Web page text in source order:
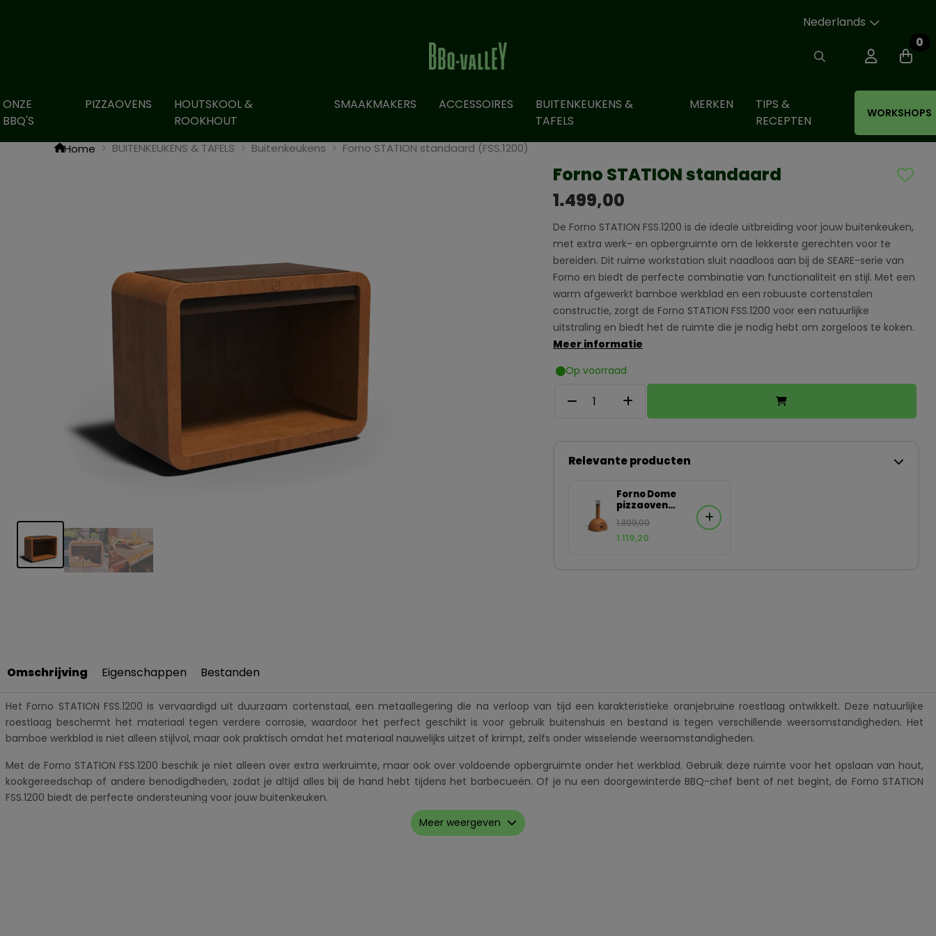
Nederlands
0
ONZE
BBQ'S
PIZZAOVENS
HOUTSKOOL &
ROOKHOUT
SMAAKMAKERS ACCESSOIRES
BUITENKEUKENS &
TAFELS
MERKEN
TIPS &
RECEPTEN
WORKSHOPS
Home BUITENKEUKENS & TAFELS Buitenkeukens Forno STATION standaard (FSS.1200)
Forno STATION standaard
1.499,00
De Forno STATION FSS.1200 is de ideale uitbreiding voor jouw buitenkeuken,
met extra werk- en opbergruimte om de lekkerste gerechten voor te
bereiden. Dit ruime workstation sluit naadloos aan bij de SEARE-serie van
Forno en biedt de perfecte combinatie van functionaliteit en stijl. Met een
warm afgewerkt bamboe werkblad en een robuuste cortenstalen
constructie, zorgt de Forno STATION FSS.1200 voor een natuurlijke
uitstraling en biedt het de ruimte die je nodig hebt om zorgeloos te koken.
Meer informatie
Op voorraad
Relevante producten
Forno Dome
pizzaoven
Cortenstaal
1.399,00
1.119,20
Omschrijving Eigenschappen Bestanden
Het Forno STATION FSS.1200 is vervaardigd uit duurzaam cortenstaal, een metaallegering die na verloop van tijd een karakteristieke oranjebruine roestlaag ontwikkelt. Deze natuurlijke
roestlaag beschermt het materiaal tegen verdere corrosie, waardoor het perfect geschikt is voor gebruik buitenshuis en bestand is tegen verschillende weersomstandigheden. Het
bamboe werkblad is niet alleen stijlvol, maar ook praktisch omdat het materiaal nauwelijks uitzet of krimpt, zelfs onder wisselende weersomstandigheden.
Met de Forno STATION FSS.1200 beschik je niet alleen over extra werkruimte, maar ook over voldoende opbergruimte onder het werkblad. Gebruik deze ruimte voor het opslaan van hout,
kookgereedschap of andere benodigdheden, zodat je altijd alles bij de hand hebt tijdens het barbecueën. Of je nu een doorgewinterde BBQ-chef bent of net begint, de Forno STATION
FSS.1200 biedt de perfecte ondersteuning voor jouw buitenkeuken.
Meer weergeven